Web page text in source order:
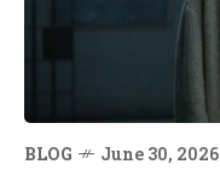
BLOG June 30, 2026